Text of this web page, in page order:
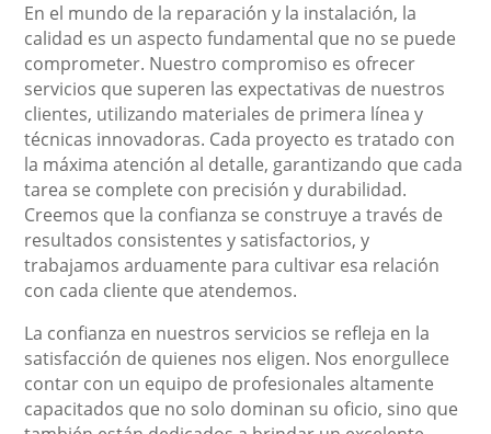
En el mundo de la reparación y la instalación, la
calidad es un aspecto fundamental que no se puede
comprometer. Nuestro compromiso es ofrecer
servicios que superen las expectativas de nuestros
clientes, utilizando materiales de primera línea y
técnicas innovadoras. Cada proyecto es tratado con
la máxima atención al detalle, garantizando que cada
tarea se complete con precisión y durabilidad.
Creemos que la confianza se construye a través de
resultados consistentes y satisfactorios, y
trabajamos arduamente para cultivar esa relación
con cada cliente que atendemos.
La confianza en nuestros servicios se refleja en la
satisfacción de quienes nos eligen. Nos enorgullece
contar con un equipo de profesionales altamente
capacitados que no solo dominan su oficio, sino que